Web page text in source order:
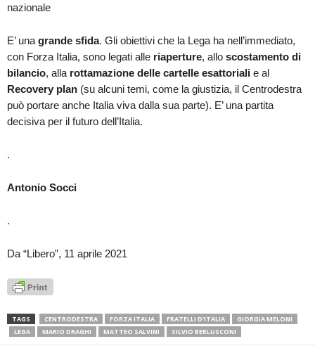
nazionale
E’ una grande sfida. Gli obiettivi che la Lega ha nell’immediato,
con Forza Italia, sono legati alle riaperture, allo scostamento di
bilancio, alla rottamazione delle cartelle esattoriali e al
Recovery plan (su alcuni temi, come la giustizia, il Centrodestra
può portare anche Italia viva dalla sua parte). E’ una partita
decisiva per il futuro dell’Italia.
.
Antonio Socci
.
Da “Libero”, 11 aprile 2021
TAGS CENTRODESTRA FORZA ITALIA FRATELLI D'ITALIA
GIORGIA MELONI
LEGA
MARIO DRAGHI MATTEO SALVINI SILVIO BERLUSCONI